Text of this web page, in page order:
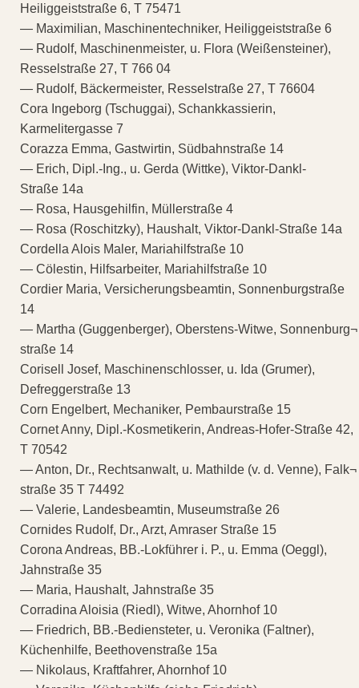
Heiliggeiststraße 6, T 75471
— Maximilian, Maschinentechniker, Heiliggeiststraße 6
— Rudolf, Maschinenmeister, u. Flora (Weißensteiner),
Resselstraße 27, T 766 04
— Rudolf, Bäckermeister, Resselstraße 27, T 76604
Cora Ingeborg (Tschuggai), Schankkassierin,
Karmelitergasse 7
Corazza Emma, Gastwirtin, Südbahnstraße 14
— Erich, Dipl.-Ing., u. Gerda (Wittke), Viktor-Dankl-
Straße 14a
— Rosa, Hausgehilfin, Müllerstraße 4
— Rosa (Roschitzky), Haushalt, Viktor-Dankl-Straße 14a
Cordella Alois Maler, Mariahilfstraße 10
— Cölestin, Hilfsarbeiter, Mariahilfstraße 10
Cordier Maria, Versicherungsbeamtin, Sonnenburgstraße
14
— Martha (Guggenberger), Oberstens-Witwe, Sonnenburg¬
straße 14
Corisell Josef, Maschinenschlosser, u. Ida (Grumer),
Defreggerstraße 13
Corn Engelbert, Mechaniker, Pembaurstraße 15
Cornet Anny, Dipl.-Kosmetikerin, Andreas-Hofer-Straße 42,
T 70542
— Anton, Dr., Rechtsanwalt, u. Mathilde (v. d. Venne), Falk¬
straße 35 T 74492
— Valerie, Landesbeamtin, Museumstraße 26
Cornides Rudolf, Dr., Arzt, Amraser Straße 15
Corona Andreas, BB.-Lokführer i. P., u. Emma (Oeggl),
Jahnstraße 35
— Maria, Haushalt, Jahnstraße 35
Corradina Aloisia (Riedl), Witwe, Ahornhof 10
— Friedrich, BB.-Bediensteter, u. Veronika (Faltner),
Küchenhilfe, Beethovenstraße 15a
— Nikolaus, Kraftfahrer, Ahornhof 10